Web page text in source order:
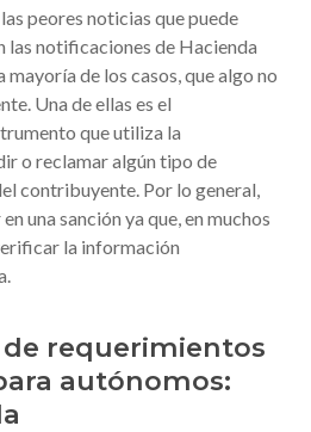
peores noticias que puede
las notificaciones de Hacienda
mayoría de los casos, que algo no
Una de ellas es el
que utiliza la
o reclamar algún tipo de
contribuyente. Por lo general,
una sanción ya que, en muchos
la información
requerimientos
autónomos: